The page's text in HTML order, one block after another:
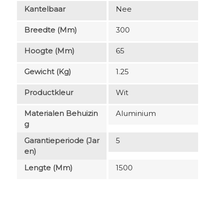
Kantelbaar Nee
Breedte (mm) 300
Hoogte (mm) 65
Gewicht (kg) 1.25
Productkleur Wit
Materialen Behuizin
G
Aluminium
Garantieperiode (jar
En)
5
Lengte (mm) 1500